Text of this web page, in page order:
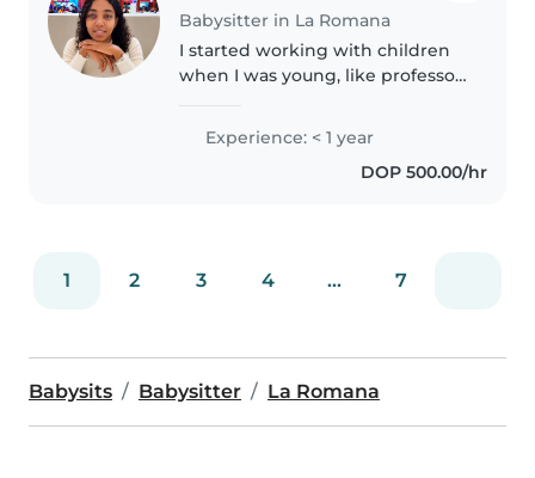
Babysitter in La Romana
I started working with children
when I was young, like professor.
Experience: < 1 year
DOP 500.00/hr
1 2 3 4 ... 7
Babysits Babysitter La Romana